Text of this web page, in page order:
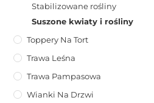
Stabilizowane rośliny
Suszone kwiaty i rośliny
Toppery Na Tort
Trawa Leśna
Trawa Pampasowa
Wianki Na Drzwi